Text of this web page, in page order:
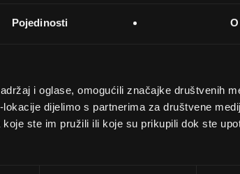
Pojedinosti
i oglase, omogućili značajke društvenih
dijelimo s partnerima za društvene
ste im pružili ili koje su prikupili dok ste
UVJETI KUPNJE
Opći uvjeti poslovanja